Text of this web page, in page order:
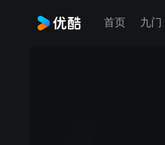
首页 九门